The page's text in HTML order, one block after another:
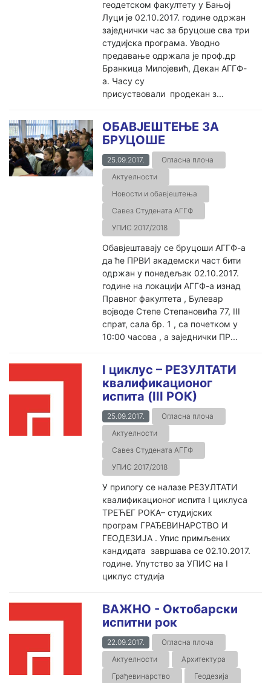
геодетском факултету у Бањој
Луци је 02.10.2017. године одржан
заједнички час за бруцоше сва три
студијска програма. Уводно
предавање одржала је проф.др
Бранкица Милојевић, Декан АГГФ-
а. Часу су
присуствовали продекан з...
ОБАВЈЕШТЕЊЕ ЗА
БРУЦОШЕ
25.09.2017.
Огласна плоча
Актуелности
Новости и обавјештења
Савез Студената АГГФ
УПИС 2017/2018
Обавјештавају се бруцоши АГГФ-а
да ће ПРВИ академски част бити
одржан у понедељак 02.10.2017.
године на локацији АГГФ-а изнад
Правног факултета , Булевар
војводе Степе Степановића 77, III
спрат, сала бр. 1 , са почетком у
10:00 часова , а заједнички ПР...
I циклус – РЕЗУЛТАТИ
квалификационог
испита (III РОК)
25.09.2017.
Огласна плоча
Актуелности
Савез Студената АГГФ
УПИС 2017/2018
У прилогу се налазе РЕЗУЛТАТИ
квалификационог испита I циклуса
ТРЕЋЕГ РОКА– студијских
програм ГРАЂЕВИНАРСТВО И
ГЕОДЕЗИЈА . Упис примљених
кандидата завршава се 02.10.2017.
године. Упутство за УПИС на I
циклус студија
ВАЖНО - Октобарски
испитни рок
22.09.2017.
Огласна плоча
Актуелности
Архитектура
Грађевинарство
Геодезија